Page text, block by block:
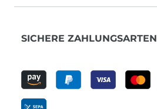
SICHERE ZAHLUNGSARTEN